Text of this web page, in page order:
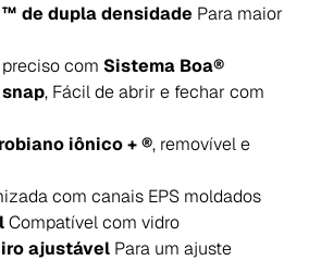
de dupla densidade Para maior
com Sistema Boa®
, Fácil de abrir e fechar com
iônico + ®, removível e
com canais EPS moldados
Compatível com vidro
ajustável Para um ajuste